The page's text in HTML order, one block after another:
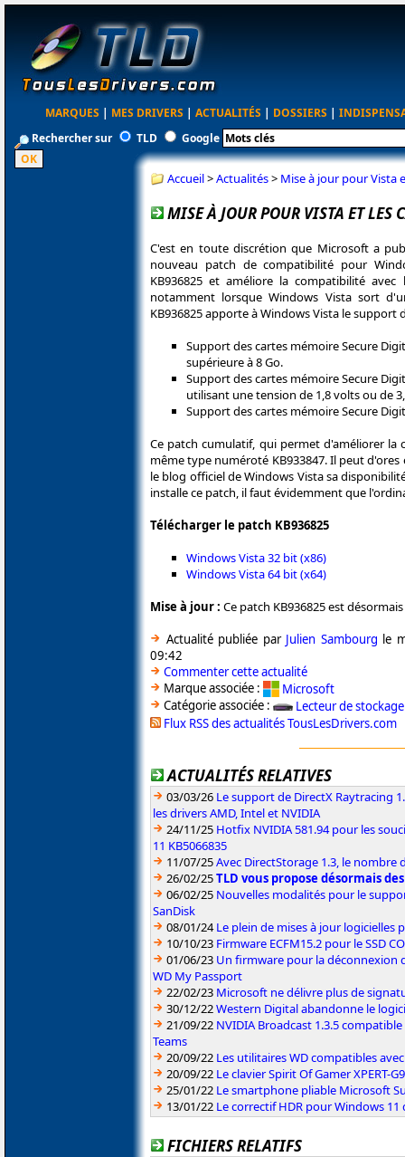
MARQUES | MES DRIVERS | ACTUALITÉS | DOSSIERS |
Rechercher sur
TLD Google
Accueil>Actualités> Mise à jour pour Vista
MISE À JOUR POUR VISTA ET LES
C'est en toute discrétion que Microsoft a
nouveau patch de compatibilité pour
KB936825 et améliore la compatibilité
notamment lorsque Windows Vista sort
KB936825 apporte à Windows Vista le support
Support des cartes mémoire Secure
supérieure à 8 Go.
Support des cartes mémoire Secure
utilisant une tension de 1,8 volts ou de
Support des cartes mémoire Secure
Ce patch cumulatif, qui permet d'améliorer la
même type numéroté KB933847. Il peut
le blog officiel de Windows Vista sa
installe ce patch, il faut évidemment que
Télécharger le patch KB936825
Windows Vista 32 bit (x86)
Windows Vista 64 bit (x64)
Mise à jour : Ce patch KB936825 est
Actualité publiée par Julien Sambourg le
09:42
Commenter cette actualité
Marque associée :
Microsoft
Catégorie associée :
Lecteur de stockage
Flux RSS des actualités TousLesDrivers.com
ACTUALITÉS RELATIVES
03/03/26 Le support de DirectX Raytracing
les drivers AMD, Intel et NVIDIA
24/11/25 Hotfix NVIDIA 581.94 pour les
11 KB5066835
11/07/25Avec DirectStorage 1.3, le nombre
26/02/25TLD vous propose désormais
06/02/25 Nouvelles modalités pour le
SanDisk
08/01/24Le plein de mises à jour logicielles
10/10/23 Firmware ECFM15.2 pour le SSD
01/06/23 Un firmware pour la déconnexion
WD My Passport
22/02/23 Microsoft ne délivre plus de
30/12/22Western Digital abandonne le
21/09/22 NVIDIA Broadcast 1.3.5
Teams
20/09/22 Les utilitaires WD compatibles
20/09/22 Le clavier Spirit Of Gamer XPERT-
25/01/22 Le smartphone pliable Microsoft
13/01/22 Le correctif HDR pour Windows
FICHIERS RELATIFS